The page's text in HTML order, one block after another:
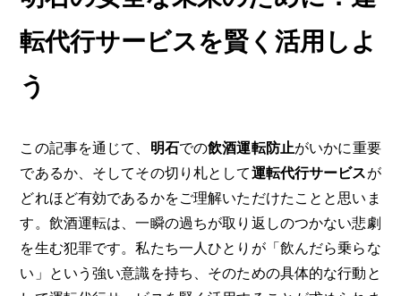
転代行サービスを賢く活用しよ
う
この記事を通じて、 明石での飲酒運転防止がいかに重要
であるか、そしてその切り札として運転代行サービスが
どれほど有効であるかをご理解いただけたことと思いま
す。飲酒運転は、一瞬の過ちが取り返しのつかない悲劇
を生む犯罪です。私たち一人ひとりが「飲んだら乗らな
い」という強い意識を持ち、そのための具体的な行動と